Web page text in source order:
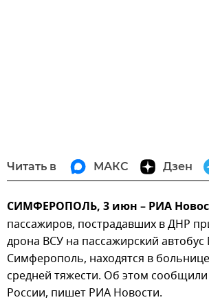
Читать в МАКС Дзен
СИМФЕРОПОЛЬ, 3 июн – РИА
пассажиров, пострадавших в ДНР
дрона ВСУ на пассажирский автобус
Симферополь, находятся в
средней тяжести. Об этом
России, пишет РИА Новости.